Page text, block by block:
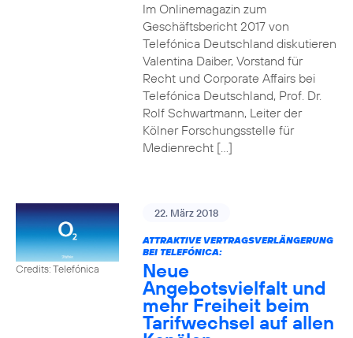
Im Onlinemagazin zum
Geschäftsbericht 2017 von
Telefónica Deutschland diskutieren
Valentina Daiber, Vorstand für
Recht und Corporate Affairs bei
Telefónica Deutschland, Prof. Dr.
Rolf Schwartmann, Leiter der
Kölner Forschungsstelle für
Medienrecht […]
Credits: Telefónica
22. März 2018
ATTRAKTIVE VERTRAGSVERLÄNGERUNG
BEI TELEFÓNICA:
Neue
Angebotsvielfalt und
mehr Freiheit beim
Tarifwechsel auf allen